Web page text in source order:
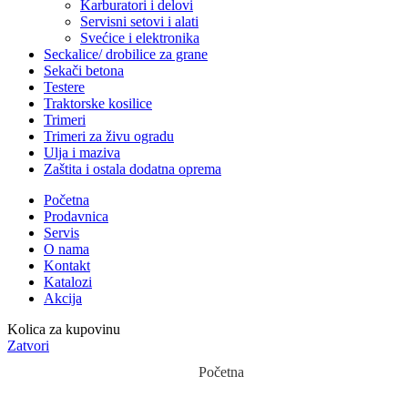
Karburatori i delovi
Servisni setovi i alati
Svećice i elektronika
Seckalice/ drobilice za grane
Sekači betona
Testere
Traktorske kosilice
Trimeri
Trimeri za živu ogradu
Ulja i maziva
Zaštita i ostala dodatna oprema
Početna
Prodavnica
Servis
O nama
Kontakt
Katalozi
Akcija
Kolica za kupovinu
Zatvori
Početna